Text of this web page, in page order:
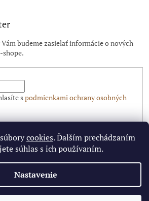
cookies. Ďalším prechádzaním
súhlas s ich používaním.
Nastavenie
budeme zasielať informácie o nových
shope.
spodmienkami ochrany osobných
Vytvoril Shoptet